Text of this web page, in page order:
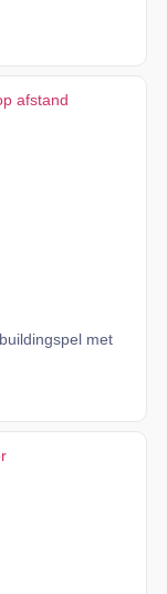
met